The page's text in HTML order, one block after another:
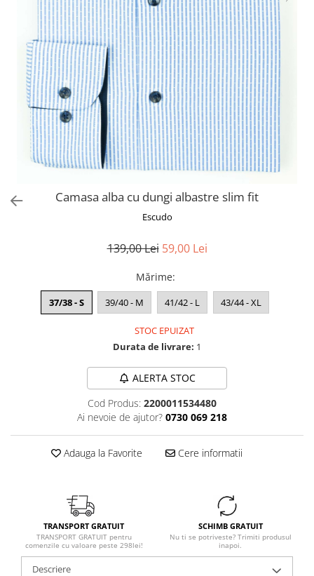
Camasa alba cu dungi albastre slim fit
Escudo
139,00 Lei 59,00 Lei
Mărime:
37/38 - S 39/40 - M 41/42 - L 43/44 - XL
STOC EPUIZAT
Durata de livrare: 1
ALERTA STOC
Cod Produs: 2200011534480
Ai nevoie de ajutor? 0730 069 218
Adauga la Favorite Cere informatii
TRANSPORT GRATUIT
TRANSPORT GRATUIT pentru
comenzile cu valoare peste 298lei!
SCHIMB GRATUIT
Nu ti se potriveste? Trimiti produsul
inapoi.
Descriere